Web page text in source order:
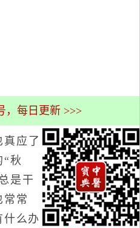
，每日更新 >>>
应了
“秋
是干
常常
什么办